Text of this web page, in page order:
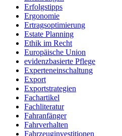
Erfolgstipps
Ergonomie
Ertragsoptimierung
Estate Planning
Ethik im Recht
Europäische Union
evidenzbasierte Pflege
Experteneinschaltung
Export
Exportstrategien
Fachartikel
Fachliteratur
Fahranfänger
Fahrverhalten
Fahrzeuginvestitionen